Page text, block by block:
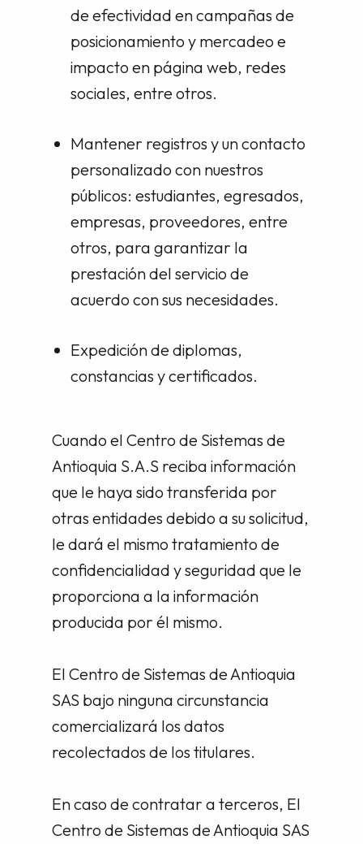
de efectividad en campañas de
posicionamiento y mercadeo e
impacto en página web, redes
sociales, entre otros.
Mantener registros y un contacto
personalizado con nuestros
públicos: estudiantes, egresados,
empresas, proveedores, entre
otros, para garantizar la
prestación del servicio de
acuerdo con sus necesidades.
Expedición de diplomas,
constancias y certificados.
Cuando el Centro de Sistemas de
Antioquia S.A.S reciba información
que le haya sido transferida por
otras entidades debido a su solicitud,
le dará el mismo tratamiento de
confidencialidad y seguridad que le
proporciona a la información
producida por él mismo.
El Centro de Sistemas de Antioquia
SAS bajo ninguna circunstancia
comercializará los datos
recolectados de los titulares.
En caso de contratar a terceros, El
Centro de Sistemas de Antioquia SAS